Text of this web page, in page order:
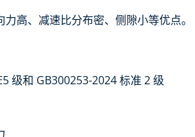
高、减速比分布密、侧隙小等优点。
级和 GB300253-2024 标准 2 级